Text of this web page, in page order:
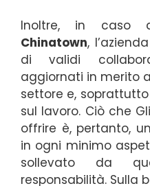
Inoltre, in caso
Chinatown,
di validi
aggiornati in merito
settore e,
sul lavoro. Ciò che
offrire è, pertanto,
in ogni minimo
sollevato da
responsabilità. Sulla